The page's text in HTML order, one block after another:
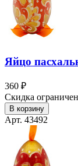
Яйцо
360 ₽
Скидка
В корзину
Арт. 43492